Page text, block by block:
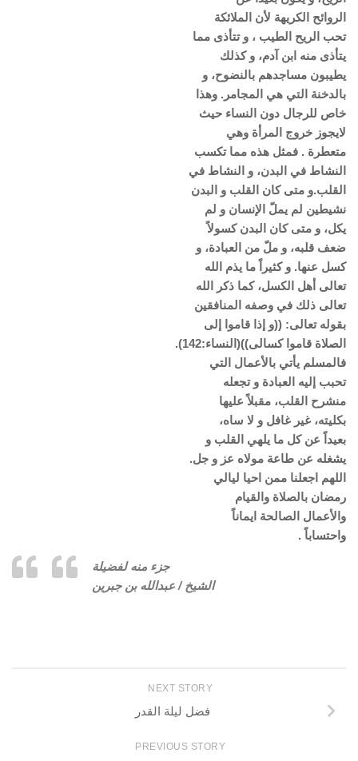
الروائح الكريهة لأن الملائكة
تحب الريح الطيب ، و تتأذى مما
يتأذى منه ابن آدم، و كذلك
يطيبون مساجدهم بالنضوح، و
بالدخنة التي هي المجامر. وهذا
خاص للرجال دون النساء حيث
لايجوز خروج المرأة وهي
متعطرة . فمثل هذه مما تكسب
النشاط في البدن، و النشاط في
القلب.و متى كان القلب و البدن
نشيطين لم يملّ الإنسان و لم
يكل، و متى كان البدن كسولاً
ضعف قلبه، و ملّ من العبادة، و
كسل عنها. و كثيراً ما يذم الله
تعالى أهل الكسل، كما ذكر الله
تعالى ذلك في وصفه المنافقين
بقوله تعالى: ((و إذا قاموا إلى
الصلاة قاموا كسالى))(النساء:142).
فالمسلم يأتي بالأعمال التي
تحبب إليه العبادة و تجعله
منشرح القلب، مقبلاً عليها
بكليته، غير غافل و لا ساه،
بعيداً عن كل ما يلهي القلب و
يشغله عن طاعة مولاه عز و جل.
اللهم اجعلنا ممن احيا ليالي
رمضان بالصلاة والقيام
والأعمال الصالحة ايماناً
واحتساباً .
جزء منه لفضيلة
الشيخ / عبدالله بن جبرين
NEXT STORY
فضل ليلة القدر
PREVIOUS STORY